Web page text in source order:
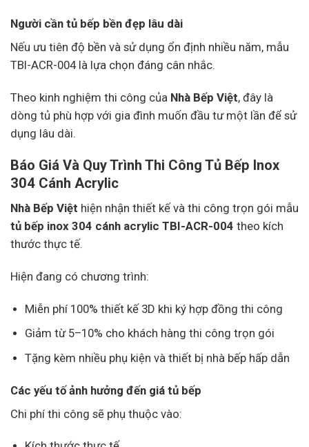
Người cần tủ bếp bền đẹp lâu dài
Nếu ưu tiên độ bền và sử dụng ổn định nhiều năm, mẫu
TBI-ACR-004 là lựa chọn đáng cân nhắc.
Theo kinh nghiệm thi công của Nhà Bếp Việt, đây là
dòng tủ phù hợp với gia đình muốn đầu tư một lần để sử
dụng lâu dài.
Báo Giá Và Quy Trình Thi Công Tủ Bếp Inox
304 Cánh Acrylic
Nhà Bếp Việt hiện nhận thiết kế và thi công trọn gói mẫu
tủ bếp inox 304 cánh acrylic TBI-ACR-004 theo kích
thước thực tế.
Hiện đang có chương trình:
Miễn phí 100% thiết kế 3D khi ký hợp đồng thi công
Giảm từ 5–10% cho khách hàng thi công trọn gói
Tặng kèm nhiều phụ kiện và thiết bị nhà bếp hấp dẫn
Các yếu tố ảnh hưởng đến giá tủ bếp
Chi phí thi công sẽ phụ thuộc vào: